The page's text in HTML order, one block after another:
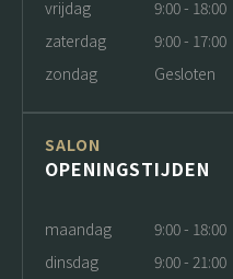
vrijdag
9:00 - 18:00
zaterdag
9:00 - 17:00
zondag
Gesloten
SALON
OPENINGSTIJDEN
maandag
9:00 - 18:00
dinsdag
9:00 - 21:00